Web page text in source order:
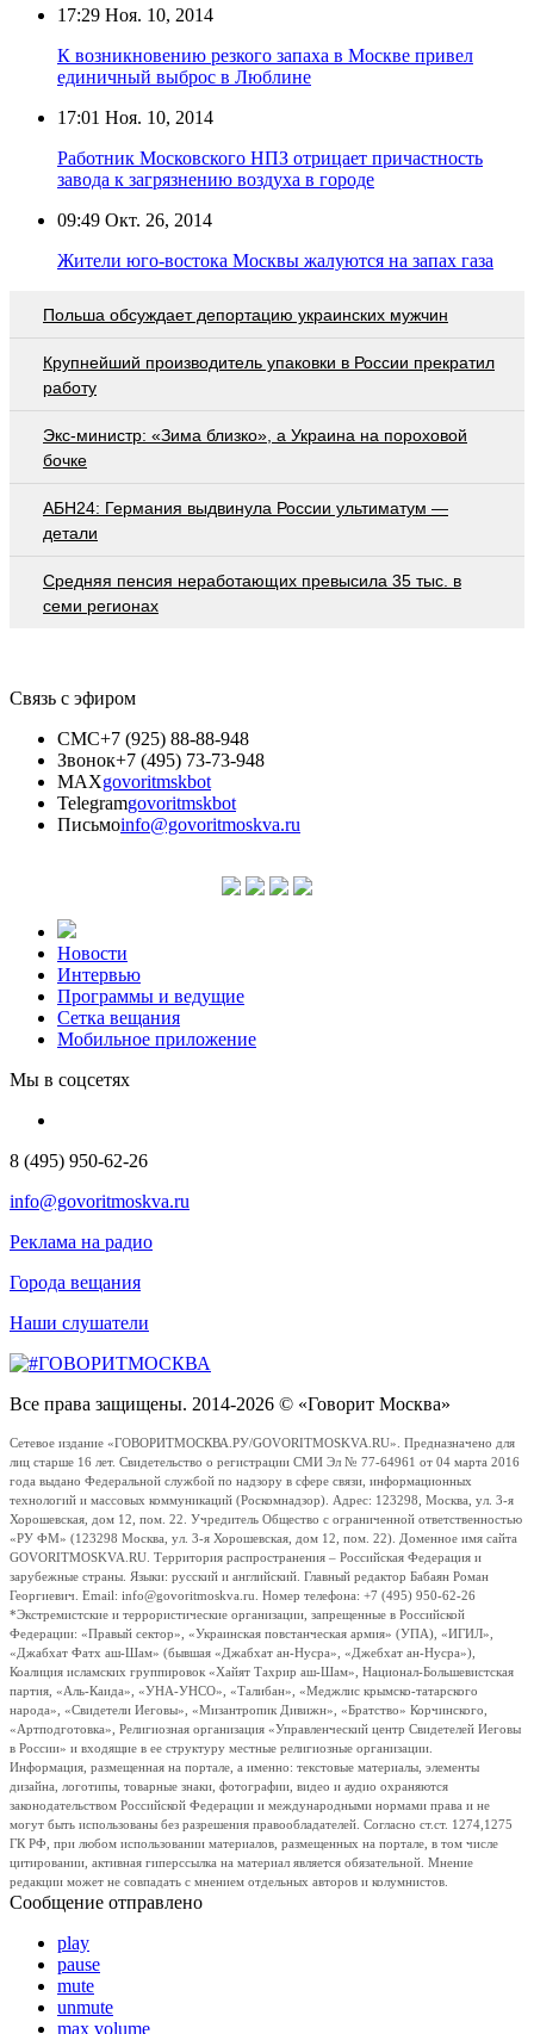
17:29 Ноя. 10, 2014
К возникновению резкого запаха в Москве привел
единичный выброс в Люблине
17:01 Ноя. 10, 2014
Работник Московского НПЗ отрицает причастность
завода к загрязнению воздуха в городе
09:49 Окт. 26, 2014
Жители юго-востока Москвы жалуются на запах газа
Польша обсуждает депортацию украинских мужчин
Крупнейший производитель упаковки в России прекратил
работу
Экс-министр: «Зима близко», а Украина на пороховой
бочке
АБН24: Германия выдвинула России ультиматум —
детали
Средняя пенсия неработающих превысила 35 тыс. в
семи регионах
Связь с эфиром
СМС+7 (925) 88-88-948
Звонок+7 (495) 73-73-948
MAXgovoritmskbot
Telegramgovoritmskbot
Письмоinfo@govoritmoskva.ru
Новости
Интервью
Программы и ведущие
Сетка вещания
Мобильное приложение
Мы в соцсетях
8 (495) 950-62-26
info@govoritmoskva.ru
Реклама на радио
Города вещания
Наши слушатели
Все права защищены. 2014-2026 © «Говорит Москва»
Сетевое издание «ГОВОРИТМОСКВА.РУ/GOVORITMOSKVA.RU». Предназначено для
лиц старше 16 лет. Свидетельство о регистрации СМИ Эл № 77-64961 от 04 марта 2016
года выдано Федеральной службой по надзору в сфере связи, информационных
технологий и массовых коммуникаций (Роскомнадзор). Адрес: 123298, Москва, ул. 3-я
Хорошевская, дом 12, пом. 22. Учредитель Общество с ограниченной ответственностью
«РУ ФМ» (123298 Москва, ул. 3-я Хорошевская, дом 12, пом. 22). Доменное имя сайта
GOVORITMOSKVA.RU. Территория распространения – Российская Федерация и
зарубежные страны. Языки: русский и английский. Главный редактор Бабаян Роман
Георгиевич. Email: info@govoritmoskva.ru. Номер телефона: +7 (495) 950-62-26
*Экстремистские и террористические организации, запрещенные в Российской
Федерации: «Правый сектор», «Украинская повстанческая армия» (УПА), «ИГИЛ»,
«Джабхат Фатх аш-Шам» (бывшая «Джабхат ан-Нусра», «Джебхат ан-Нусра»),
Коалиция исламских группировок «Хайят Тахрир аш-Шам», Национал-Большевистская
партия, «Аль-Каида», «УНА-УНСО», «Талибан», «Меджлис крымско-татарского
народа», «Свидетели Иеговы», «Мизантропик Дивижн», «Братство» Корчинского,
«Артподготовка», Религиозная организация «Управленческий центр Свидетелей Иеговы
в России» и входящие в ее структуру местные религиозные организации.
Информация, размещенная на портале, а именно: текстовые материалы, элементы
дизайна, логотипы, товарные знаки, фотографии, видео и аудио охраняются
законодательством Российской Федерации и международными нормами права и не
могут быть использованы без разрешения правообладателей. Согласно ст.ст. 1274,1275
ГК РФ, при любом использовании материалов, размещенных на портале, в том числе
цитировании, активная гиперссылка на материал является обязательной. Мнение
редакции может не совпадать с мнением отдельных авторов и колумнистов.
Сообщение отправлено
play
pause
mute
unmute
max volume